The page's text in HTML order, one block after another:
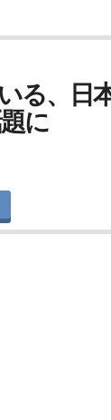
る、日
に